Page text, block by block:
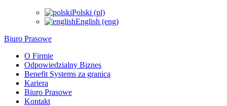
Polski (pl)
English (eng)
Biuro Prasowe
O Firmie
Odpowiedzialny Biznes
Benefit Systems za granicą
Kariera
Biuro Prasowe
Kontakt